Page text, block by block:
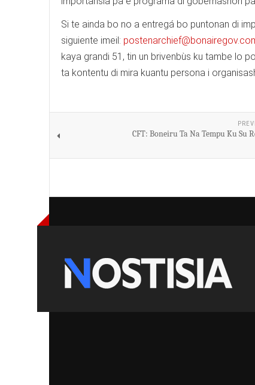
Si te ainda bo no a entregá bo puntonan di
siguiente imeil:
kaya grandi 51, tin un brivenbùs ku tambe lo
ta kontentu di mira kuantu persona i
CFT: Boneiru Ta Na Tempu Ku Su